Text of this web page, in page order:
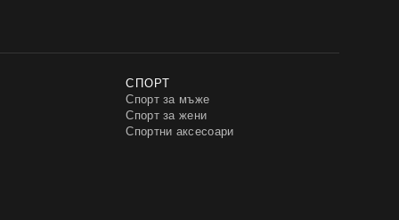
СПОРТ
Спорт за мъже
Спорт за жени
Спортни аксесоари